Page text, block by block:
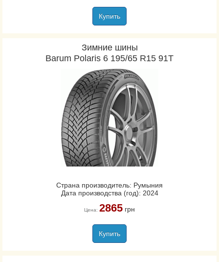
Купить
Зимние шины
Barum Polaris 6 195/65 R15 91T
Страна производитель: Румыния
Дата производства (год): 2024
Цена: 2865грн
Купить